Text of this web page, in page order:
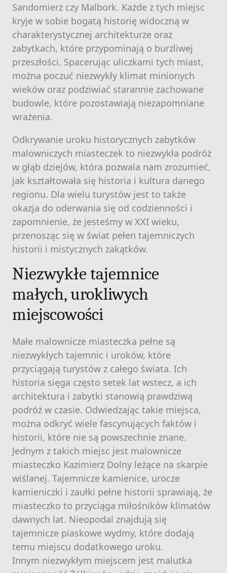
Sandomierz czy Malbork. Każde z tych miejsc
kryje w sobie bogatą historię widoczną w
charakterystycznej architekturze oraz
zabytkach, które przypominają o burzliwej
przeszłości. Spacerując uliczkami tych miast,
można poczuć niezwykły klimat minionych
wieków oraz podziwiać starannie zachowane
budowle, które pozostawiają niezapomniane
wrażenia.
Odkrywanie uroku historycznych zabytków
malowniczych miasteczek to niezwykła podróż
w głąb dziejów, która pozwala nam zrozumieć,
jak kształtowała się historia i kultura danego
regionu. Dla wielu turystów jest to także
okazja do oderwania się od codzienności i
zapomnienie, że jesteśmy w XXI wieku,
przenosząc się w świat pełen tajemniczych
historii i mistycznych zakątków.
Niezwykłe tajemnice
małych, urokliwych
miejscowości
Małe malownicze miasteczka pełne są
niezwykłych tajemnic i uroków, które
przyciągają turystów z całego świata. Ich
historia sięga często setek lat wstecz, a ich
architektura i zabytki stanowią prawdziwą
podróż w czasie. Odwiedzając takie miejsca,
można odkryć wiele fascynujących faktów i
historii, które nie są powszechnie znane.
Jednym z takich miejsc jest malownicze
miasteczko Kazimierz Dolny leżące na skarpie
wiślanej. Tajemnicze kamienice, urocze
kamieniczki i zaułki pełne historii sprawiają, że
miasteczko to przyciąga miłośników klimatów
dawnych lat. Nieopodal znajdują się
tajemnicze piaskowe wydmy, które dodają
temu miejscu dodatkowego uroku.
Innym niezwykłym miejscem jest malutka